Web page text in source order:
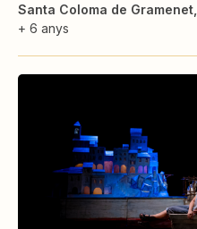
Santa Coloma de Gramenet
+ 6 anys